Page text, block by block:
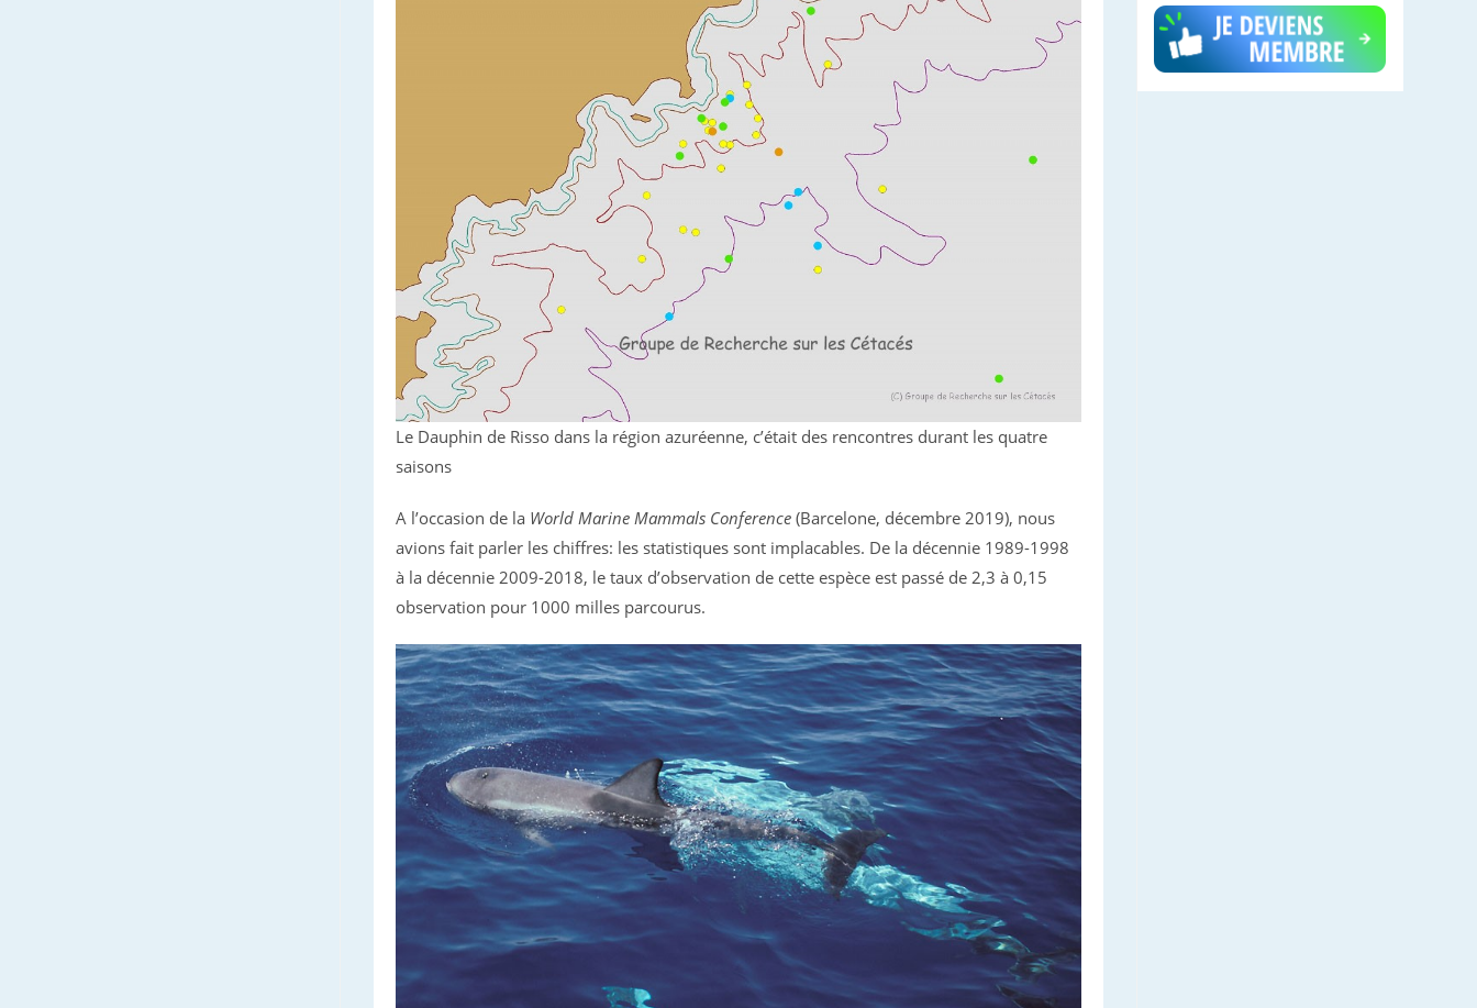
Le Dauphin de Risso dans la région azuréenne, c’était des rencontres durant les quatre
saisons
A l’occasion de la World Marine Mammals Conference (Barcelone, décembre 2019), nous
avions fait parler les chiffres: les statistiques sont implacables. De la décennie 1989-1998
à la décennie 2009-2018, le taux d’observation de cette espèce est passé de 2,3 à 0,15
observation pour 1000 milles parcourus.